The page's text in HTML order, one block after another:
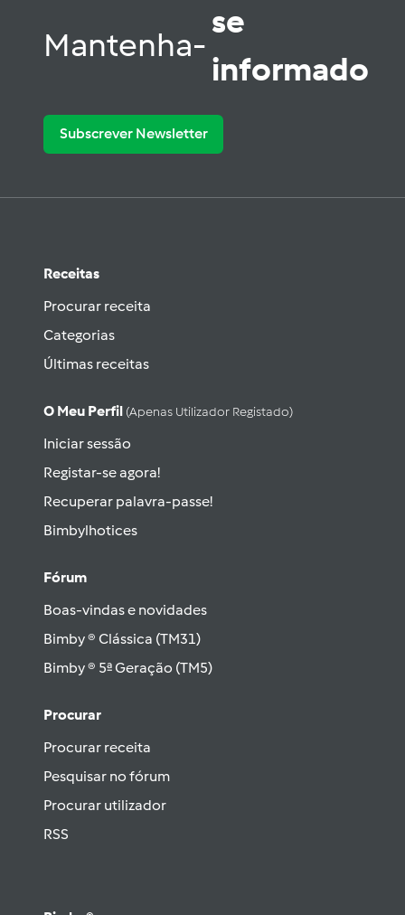
Mantenha-
se
informado
Subscrever Newsletter
Receitas
Procurar receita
Categorias
Últimas receitas
O Meu Perfil (apenas Utilizador Registado)
Iniciar sessão
Registar-se agora!
Recuperar palavra-passe!
Bimbylhotices
Fórum
Boas-vindas e novidades
Bimby ® Clássica (TM31)
Bimby ® 5ª Geração (TM5)
Procurar
Procurar receita
Pesquisar no fórum
Procurar utilizador
RSS